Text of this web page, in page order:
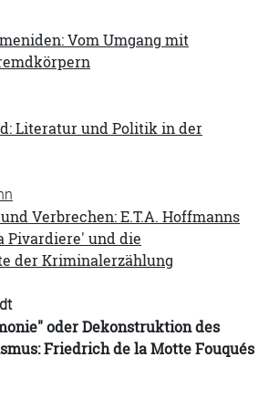
Vom Umgang mit
Literatur und Politik in der
Verbrechen: E.T.A. Hoffmanns
Pivardiere' und die
der Kriminalerzählung
oder Dekonstruktion des
Friedrich de la Motte Fouqués